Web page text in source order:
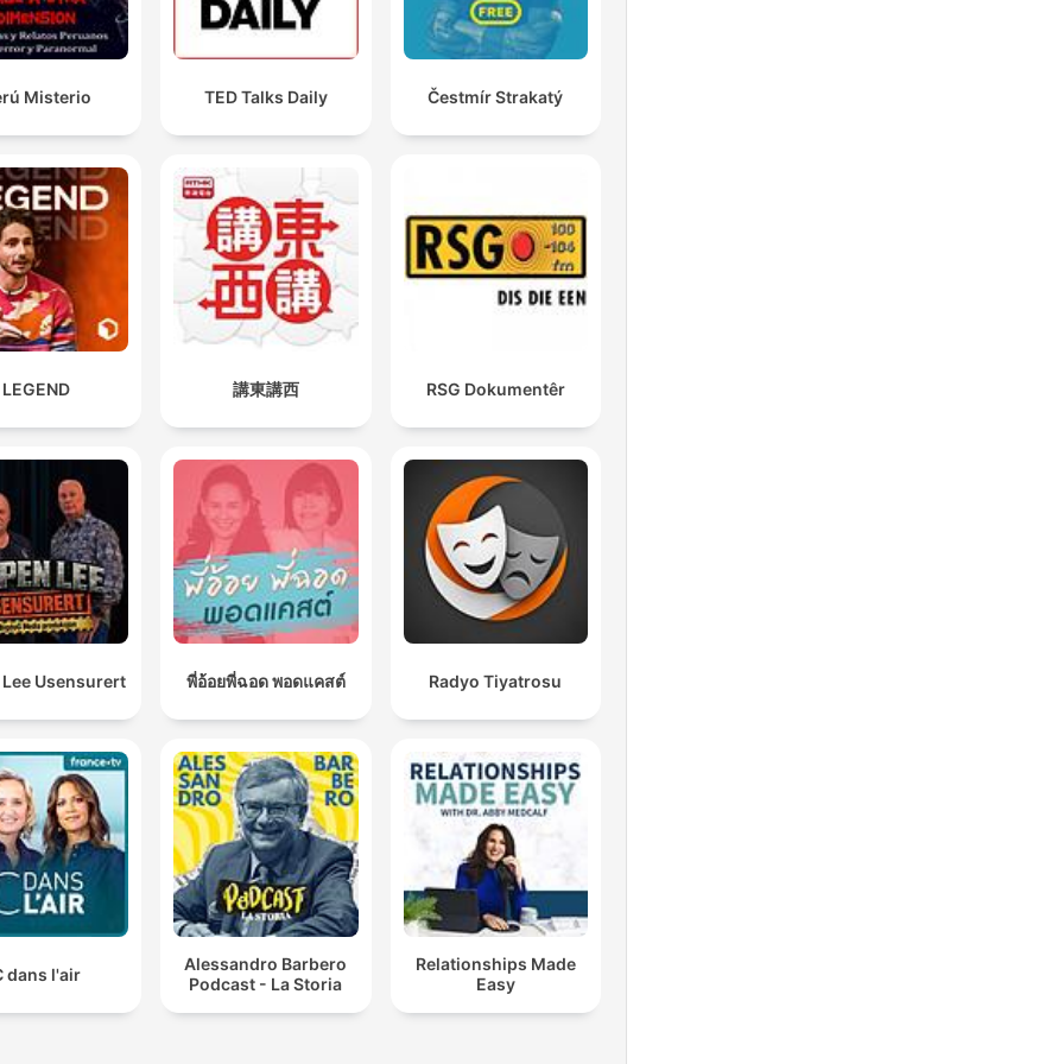
Misterio TED Talks Daily Čestmír Strakatý
LEGEND 講東講西 RSG Dokumentêr
Usensurert พี่อ้อยพี่ฉอด พอดแคสต์ Radyo Tiyatrosu
dans l'air
Alessandro Barbero
Podcast - La Storia
Relationships Made
Easy